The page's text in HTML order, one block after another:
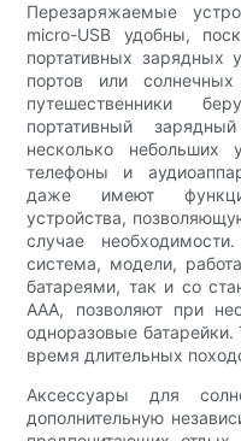
Перезаряжаемые
micro-USB удобны,
портативных зарядных
портов или
путешественники
портативный
несколько небольших
телефоны и
даже имеют
устройства,
случае
система, модели,
батареями, так и со
AAA, позволяют при
одноразовые
время длительных
Аксессуары для
дополнительную